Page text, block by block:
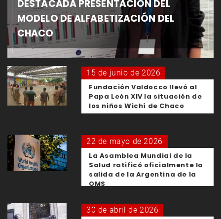
DESTACADA PRESENTACIÓN DEL
MODELO DE ALFABETIZACIÓN DEL
CHACO
15 de junio de 2026
Fundación Valdocco llevó al
Papa León XIV la situación de
los niños Wichí de Chaco
22 de mayo de 2026
La Asamblea Mundial de la
Salud ratificó oficialmente la
salida de la Argentina de la
OMS
30 de abril de 2026